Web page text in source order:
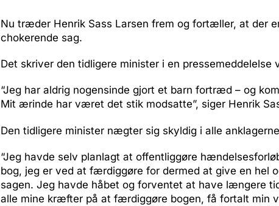
Nu træder Henrik Sass Larsen frem og fortæller, at der
chokerende sag.
Det skriver den tidligere minister i en pressemeddelelse
“Jeg har aldrig nogensinde gjort et barn fortræd – og
Mit ærinde har været det stik modsatte”, siger Henrik
Den tidligere minister nægter sig skyldig i alle
“Jeg havde selv planlagt at offentliggøre
bog, jeg er ved at færdiggøre for dermed at give en hel
sagen. Jeg havde håbet og forventet at have længere
alle mine kræfter på at færdiggøre bogen, få fortalt min